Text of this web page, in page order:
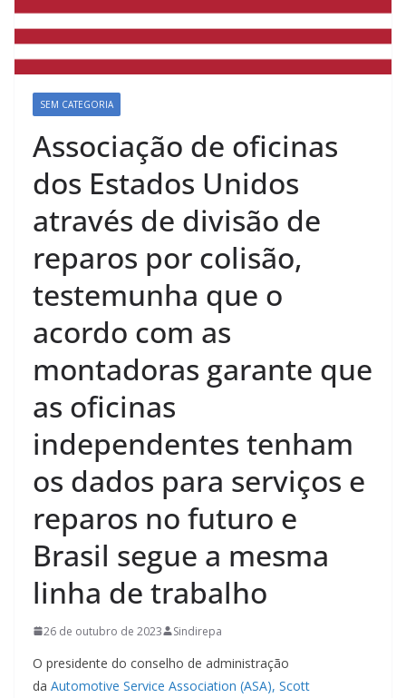
SEM CATEGORIA
Associação de oficinas
dos Estados Unidos
através de divisão de
reparos por colisão,
testemunha que o
acordo com as
montadoras garante que
as oficinas
independentes tenham
os dados para serviços e
reparos no futuro e
Brasil segue a mesma
linha de trabalho
26 de outubro de 2023 Sindirepa
O presidente do conselho de administração
da Automotive Service Association (ASA), Scott